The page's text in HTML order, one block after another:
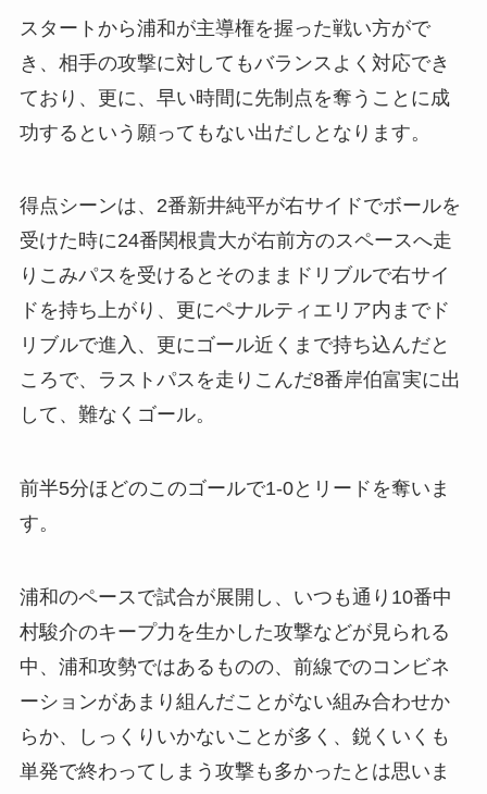
スタートから浦和が主導権を握った戦い方がで
き、相手の攻撃に対してもバランスよく対応でき
ており、更に、早い時間に先制点を奪うことに成
功するという願ってもない出だしとなります。
得点シーンは、2番新井純平が右サイドでボールを
受けた時に24番関根貴大が右前方のスペースへ走
りこみパスを受けるとそのままドリブルで右サイ
ドを持ち上がり、更にペナルティエリア内までド
リブルで進入、更にゴール近くまで持ち込んだと
ころで、ラストパスを走りこんだ8番岸伯富実に出
して、難なくゴール。
前半5分ほどのこのゴールで1-0とリードを奪いま
す。
浦和のペースで試合が展開し、いつも通り10番中
村駿介のキープ力を生かした攻撃などが見られる
中、浦和攻勢ではあるものの、前線でのコンビネ
ーションがあまり組んだことがない組み合わせか
らか、しっくりいかないことが多く、鋭くいくも
単発で終わってしまう攻撃も多かったとは思いま